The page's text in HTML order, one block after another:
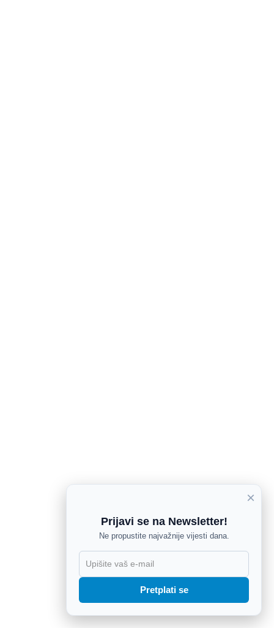
×
Prijavi se na Newsletter!
Ne propustite najvažnije vijesti dana.
Pretplati se